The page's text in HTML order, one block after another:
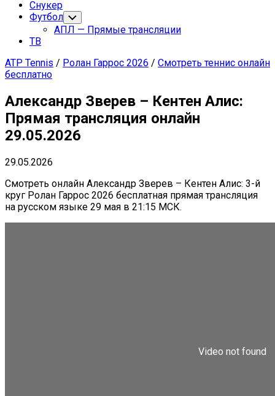
Снукер
Футбол Переключатель
дочернего
меню
АПЛ — Прямые трансляции
ТВ
ATP Tennis / Ролан Гаррос 2026 / Смотреть теннис онлайн
бесплатно
Александр Зверев – Кентен Алис:
Прямая трансляция онлайн
29.05.2026
29.05.2026
Смотреть онлайн Александр Зверев – Кентен Алис: 3-й
круг Ролан Гаррос 2026 бесплатная прямая трансляция
на русском языке 29 мая в 21:15 МСК.